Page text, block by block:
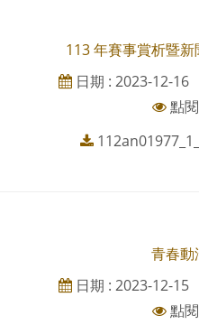
113 年賽事賞析暨
日期 : 2023-12-16
點
青春動
日期 : 2023-12-15
點